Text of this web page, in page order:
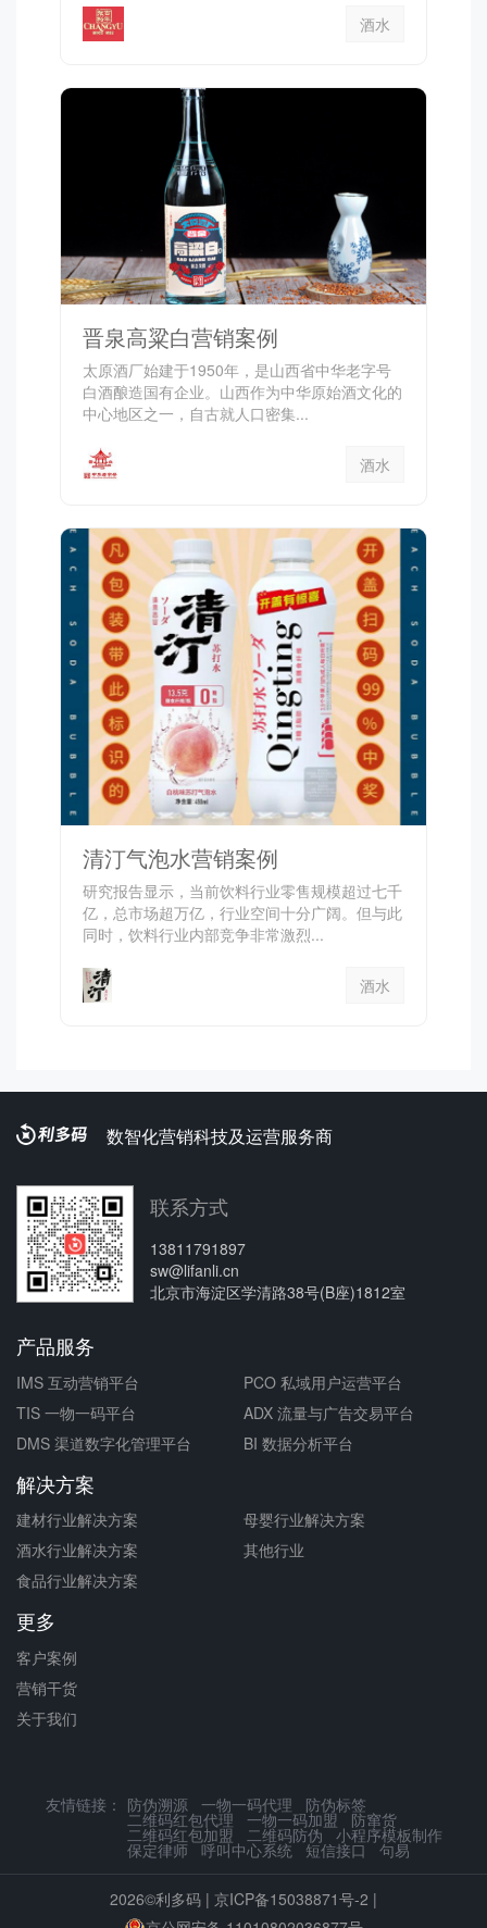
酒水
晋泉高粱白营销案例
太原酒厂始建于1950年，是山西省中华老字号
白酒酿造国有企业。山西作为中华原始酒文化的
中心地区之一，自古就人口密集...
酒水
清汀气泡水营销案例
研究报告显示，当前饮料行业零售规模超过七千
亿，总市场超万亿，行业空间十分广阔。但与此
同时，饮料行业内部竞争非常激烈...
酒水
数智化营销科技及运营服务商
联系方式
13811791897
sw@lifanli.cn
北京市海淀区学清路38号(B座)1812室
产品服务
IMS 互动营销平台
PCO 私域用户运营平台
TIS 一物一码平台
ADX 流量与广告交易平台
DMS 渠道数字化管理平台
BI 数据分析平台
解决方案
建材行业解决方案
母婴行业解决方案
酒水行业解决方案
其他行业
食品行业解决方案
更多
客户案例
营销干货
关于我们
友情链接： 防伪溯源 一物一码代理 防伪标签
二维码红包代理 一物一码加盟 防窜货
二维码红包加盟 二维码防伪 小程序模板制作
保定律师 呼叫中心系统 短信接口 句易
2026©利多码 | 京ICP备15038871号-2 |